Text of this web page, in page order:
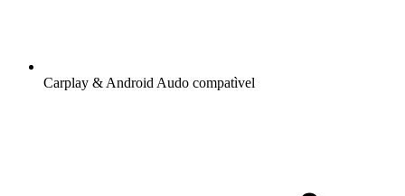
Carplay & Android Audo compatìvel